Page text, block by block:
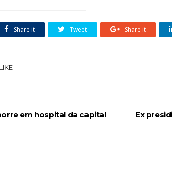
Share it Tweet Share it
Ex
em hospital da capital